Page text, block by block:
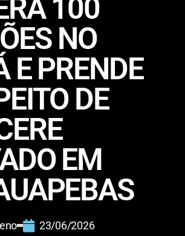
100
NO
E PRENDE
DE
EM
23/06/2026